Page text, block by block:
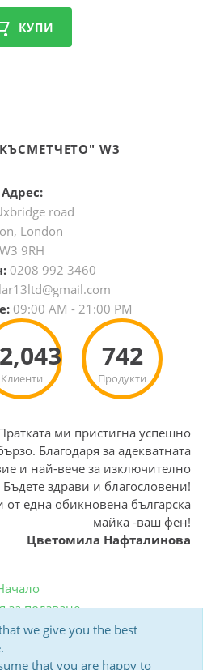
КУПИ
W3
Адрес:
road
London
W3 9RH
0208 992 3460
09:00 AM - 21:00 PM
Клиенти Продукти
742
ми пристигна успешно
Благодаря за адекватната
и най-вече за изключително
здрави и благословени!
една обикновена българска
майка -ваш фен!
Цветомила Нафталинова
за ползване
за бисквитки
на клиенти
we give you the best
that you are happy to